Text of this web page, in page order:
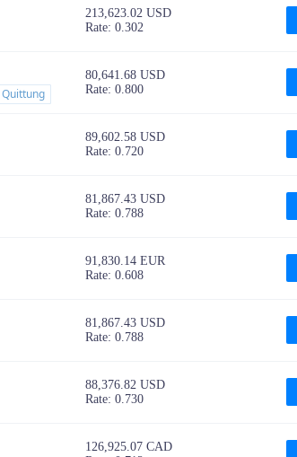
213,623.02 USD
Rate: 0.302
Quittung
80,641.68 USD
Rate: 0.800
89,602.58 USD
Rate: 0.720
81,867.43 USD
Rate: 0.788
91,830.14 EUR
Rate: 0.608
81,867.43 USD
Rate: 0.788
88,376.82 USD
Rate: 0.730
126,925.07 CAD